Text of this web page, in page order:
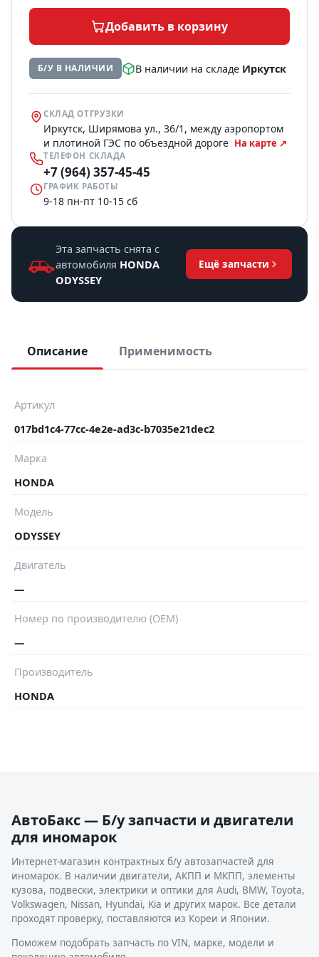
Добавить в корзину
Б/У В НАЛИЧИИ В наличии на складе Иркутск
СКЛАД ОТГРУЗКИ
Иркутск, Ширямова ул., 36/1, между аэропортом
и плотиной ГЭС по объездной дороге На карте ↗
ТЕЛЕФОН СКЛАДА
+7 (964) 357-45-45
ГРАФИК РАБОТЫ
9-18 пн-пт 10-15 сб
Эта запчасть снята с
автомобиля HONDA
ODYSSEY
Ещё запчасти
Описание Применимость
Артикул
017bd1c4-77cc-4e2e-ad3c-b7035e21dec2
Марка
HONDA
Модель
ODYSSEY
Двигатель
—
Номер по производителю (OEM)
—
Производитель
HONDA
АвтоБакс — Б/у запчасти и двигатели
для иномарок
Интернет-магазин контрактных б/у автозапчастей для
иномарок. В наличии двигатели, АКПП и МКПП, элементы
кузова, подвески, электрики и оптики для Audi, BMW, Toyota,
Volkswagen, Nissan, Hyundai, Kia и других марок. Все детали
проходят проверку, поставляются из Кореи и Японии.
Поможем подобрать запчасть по VIN, марке, модели и